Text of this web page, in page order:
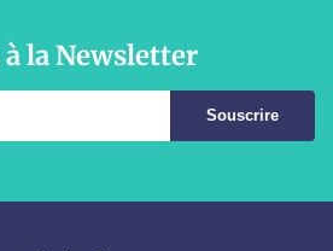
la Newsletter
Souscrire